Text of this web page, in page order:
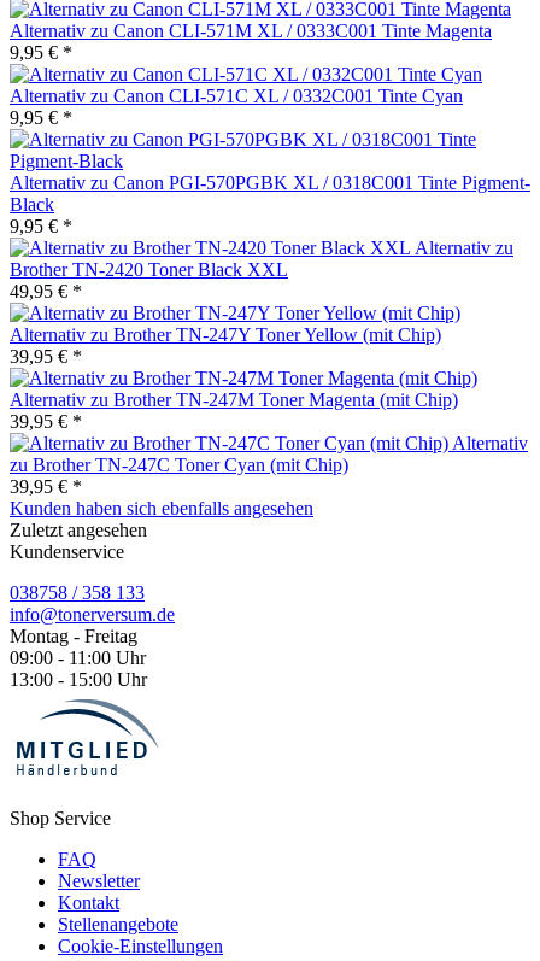
Alternativ zu Canon CLI-571M XL / 0333C001 Tinte Magenta
9,95 € *
Alternativ zu Canon CLI-571C XL / 0332C001 Tinte Cyan
9,95 € *
Alternativ zu Canon PGI-570PGBK XL / 0318C001 Tinte Pigment-
Black
9,95 € *
Alternativ zu
Brother TN-2420 Toner Black XXL
49,95 € *
Alternativ zu Brother TN-247Y Toner Yellow (mit Chip)
39,95 € *
Alternativ zu Brother TN-247M Toner Magenta (mit Chip)
39,95 € *
Alternativ
zu Brother TN-247C Toner Cyan (mit Chip)
39,95 € *
Kunden haben sich ebenfalls angesehen
Zuletzt angesehen
Kundenservice
038758 / 358 133
info@tonerversum.de
Montag - Freitag
09:00 - 11:00 Uhr
13:00 - 15:00 Uhr
Shop Service
FAQ
Newsletter
Kontakt
Stellenangebote
Cookie-Einstellungen